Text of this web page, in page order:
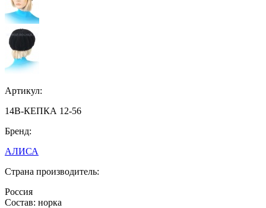
Артикул:
14В-КЕПКА 12-56
Бренд:
АЛИСА
Страна производитель:
Россия
Состав: норка